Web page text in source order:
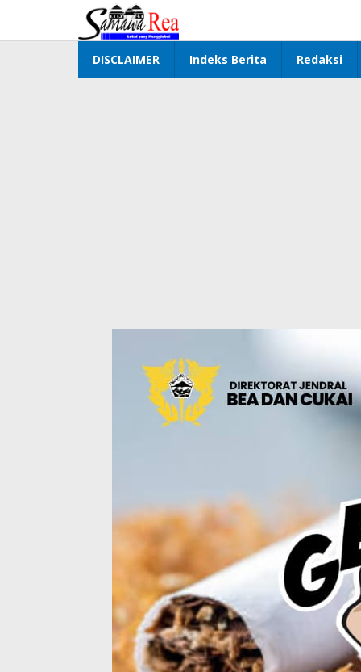
konten
DISCLAIMER Indeks Berita Redaksi